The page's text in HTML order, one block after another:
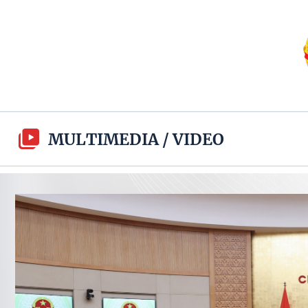
MULTIMEDIA/VIDEO